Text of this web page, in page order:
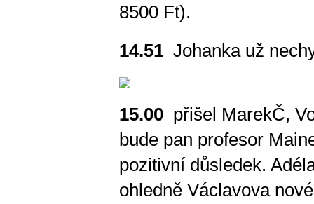
8500 Ft).
14.51 Johanka už
15.00 přišel MarekČ,
bude pan profesor
pozitivní důsledek.
ohledně Václavova